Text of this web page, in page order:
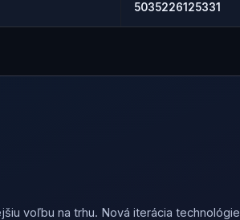
5035226125331
voľbu na trhu. Nová iterácia technológie